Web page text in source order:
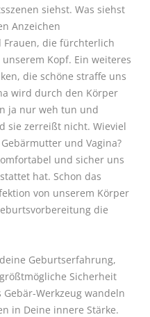
siehst. Was siehst
Anzeichen
die fürchterlich
Kopf. Ein weiteres
die schöne straffe uns
wird durch den Körper
ja nur weh tun und
sie zerreißt nicht. Wieviel
und Vagina?
und sicher uns
hat. Schon das
von unserem Körper
die
Geburtserfahrung,
Sicherheit
Werkzeug wandeln
in Deine innere Stärke.